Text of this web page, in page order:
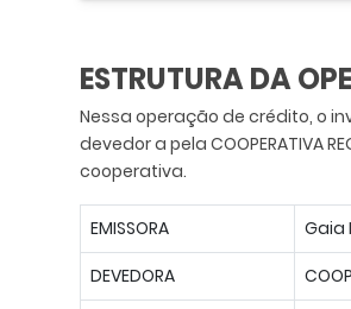
ESTRUTURA DA
Nessa operação de crédito, o
devedor a pela COOPERATIVA
cooperativa.
EMISSORA
Gaia
DEVEDORA